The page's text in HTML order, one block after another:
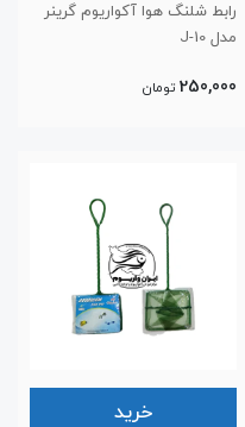
شلنگ هوا آکواریوم گرینر
تومان
خرید